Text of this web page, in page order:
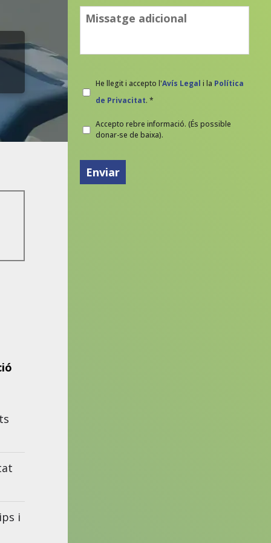
i
Consulta
Legal *
He llegit i accepto l'Avís Legal i la Política
de Privacitat. *
Newsletter
Accepto rebre informació. (És possible
donar-se de baixa).